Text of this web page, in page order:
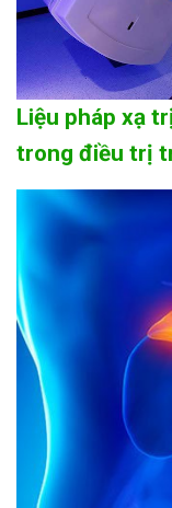
Liệu pháp xạ
trong điều trị